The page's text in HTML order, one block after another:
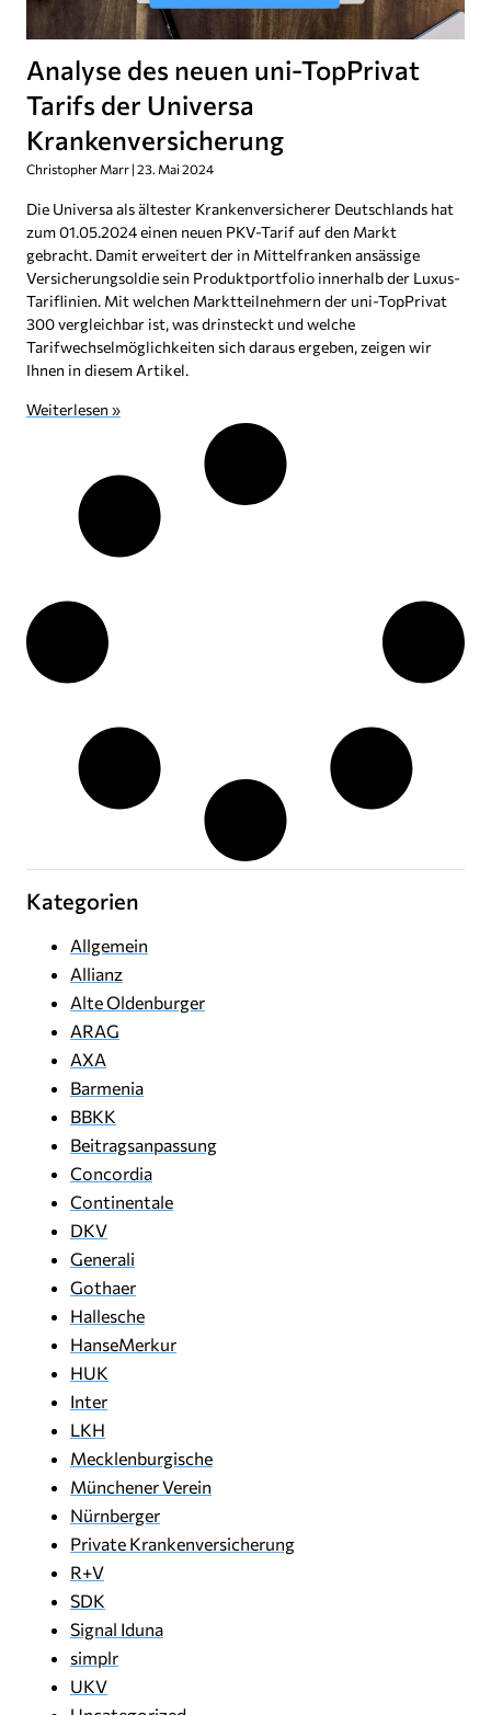
Analyse des neuen uni-TopPrivat
Tarifs der Universa
Krankenversicherung
Christopher Marr 23. Mai 2024
Die Universa als ältester Krankenversicherer Deutschlands hat
zum 01.05.2024 einen neuen PKV-Tarif auf den Markt
gebracht. Damit erweitert der in Mittelfranken ansässige
Versicherungsoldie sein Produktportfolio innerhalb der Luxus-
Tariflinien. Mit welchen Marktteilnehmern der uni-TopPrivat
300 vergleichbar ist, was drinsteckt und welche
Tarifwechselmöglichkeiten sich daraus ergeben, zeigen wir
Ihnen in diesem Artikel.
Weiterlesen »
Kategorien
Allgemein
Allianz
Alte Oldenburger
ARAG
AXA
Barmenia
BBKK
Beitragsanpassung
Concordia
Continentale
DKV
Generali
Gothaer
Hallesche
HanseMerkur
HUK
Inter
LKH
Mecklenburgische
Münchener Verein
Nürnberger
Private Krankenversicherung
R+V
SDK
Signal Iduna
simplr
UKV